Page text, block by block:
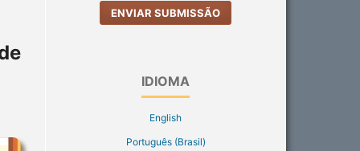
ENVIAR SUBMISSÃO
IDIOMA
English
Português (Brasil)